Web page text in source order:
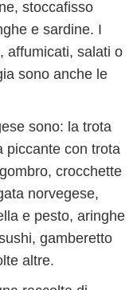
stoccafisso
e sardine. I
affumicati, salati o
sono anche le
sono: la trota
piccante con trota
crocchette
norvegese,
e pesto, aringhe
gamberetto
altre.